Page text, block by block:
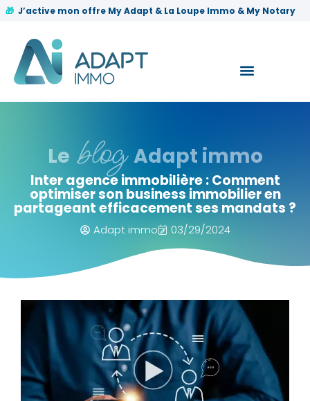
🎁
✨ J’active mon offre My Adapt & La Loupe Immo & My Notary
Le blogAdapt immo
Inter agence immobilière : Comment
optimiser son business immobilier en
partageant efficacement ses mandats ?
Adapt immo 03/29/2024